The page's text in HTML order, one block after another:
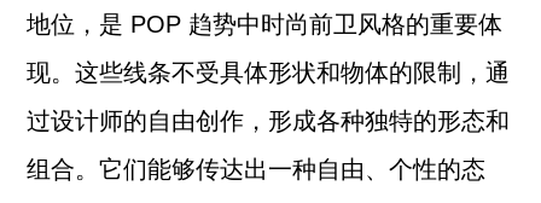
地位，是 POP 趋势中时尚前卫风格的重要体
现。这些线条不受具体形状和物体的限制，通
过设计师的自由创作，形成各种独特的形态和
组合。它们能够传达出一种自由、个性的态